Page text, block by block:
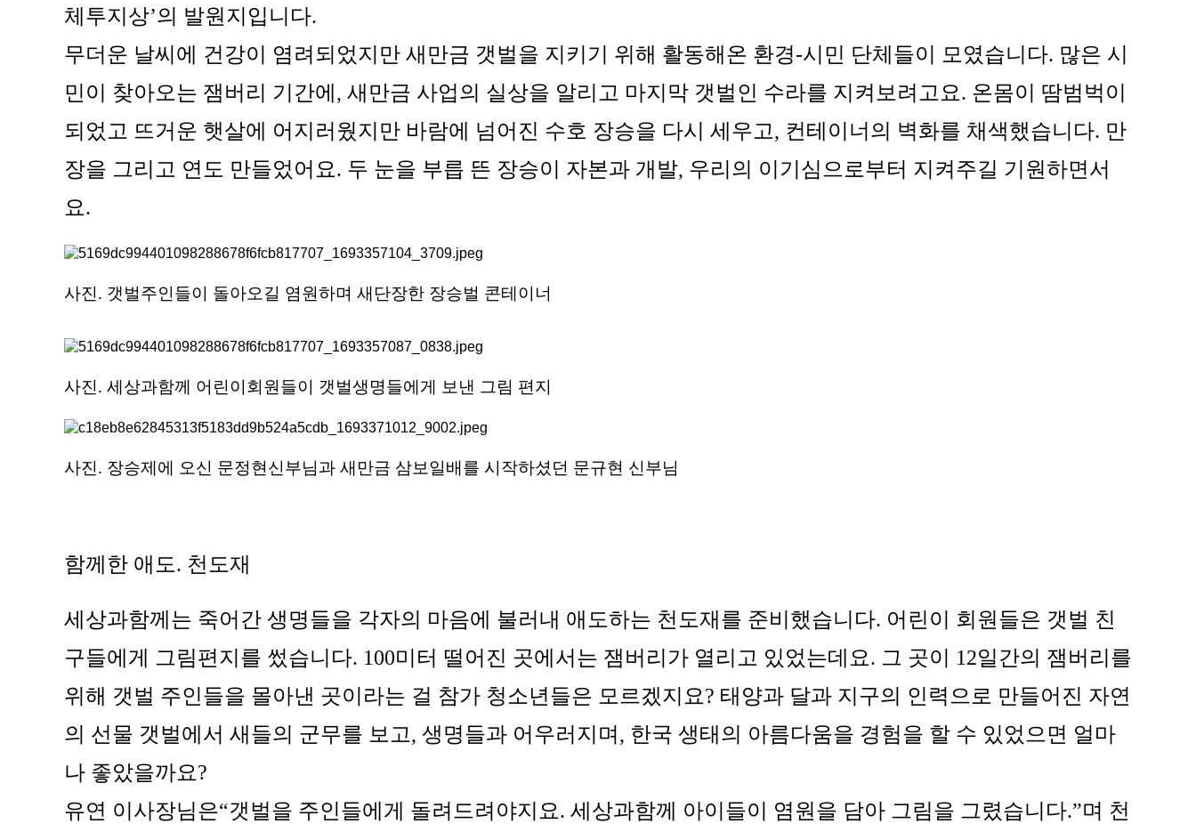
체투지상’의 발원지입니다.
무더운 날씨에 건강이 염려되었지만 새만금 갯벌을 지키기 위해 활동해온 환경-시민 단체들이 모였습니다. 많은 시
민이 찾아오는 잼버리 기간에, 새만금 사업의 실상을 알리고 마지막 갯벌인 수라를 지켜보려고요. 온몸이 땀범벅이
되었고 뜨거운 햇살에 어지러웠지만 바람에 넘어진 수호 장승을 다시 세우고, 컨테이너의 벽화를 채색했습니다. 만
장을 그리고 연도 만들었어요. 두 눈을 부릅 뜬 장승이 자본과 개발, 우리의 이기심으로부터 지켜주길 기원하면서
요.
사진. 갯벌주인들이 돌아오길 염원하며 새단장한 장승벌 콘테이너
사진. 세상과함께 어린이회원들이 갯벌생명들에게 보낸 그림 편지
사진. 장승제에 오신 문정현신부님과 새만금 삼보일배를 시작하셨던 문규현 신부님
함께한 애도. 천도재
세상과함께는 죽어간 생명들을 각자의 마음에 불러내 애도하는 천도재를 준비했습니다. 어린이 회원들은 갯벌 친
구들에게 그림편지를 썼습니다. 100미터 떨어진 곳에서는 잼버리가 열리고 있었는데요. 그 곳이 12일간의 잼버리를
위해 갯벌 주인들을 몰아낸 곳이라는 걸 참가 청소년들은 모르겠지요? 태양과 달과 지구의 인력으로 만들어진 자연
의 선물 갯벌에서 새들의 군무를 보고, 생명들과 어우러지며, 한국 생태의 아름다움을 경험을 할 수 있었으면 얼마
나 좋았을까요?
유연 이사장님은“갯벌을 주인들에게 돌려드려야지요. 세상과함께 아이들이 염원을 담아 그림을 그렸습니다.”며 천